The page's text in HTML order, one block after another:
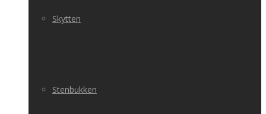
Skytten
Stenbukken